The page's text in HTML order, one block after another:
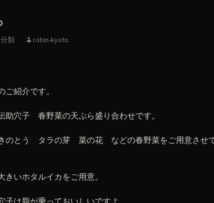
類 robin-kyoto
紹介です。
助穴子 春野菜の天ぷら盛り合わせです。
のとう タラの芽 菜の花 などの春野菜をご用意させ
いホタルイカをご用意。
子は脂が乗っておいしいですよ。